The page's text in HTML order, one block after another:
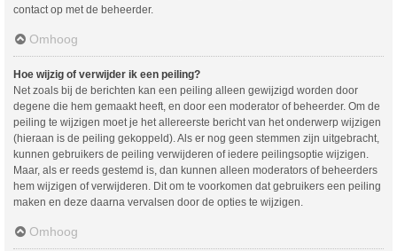
contact op met de beheerder.
Omhoog
Hoe wijzig of verwijder ik een peiling?
Net zoals bij de berichten kan een peiling alleen gewijzigd worden door
degene die hem gemaakt heeft, en door een moderator of beheerder. Om de
peiling te wijzigen moet je het allereerste bericht van het onderwerp wijzigen
(hieraan is de peiling gekoppeld). Als er nog geen stemmen zijn uitgebracht,
kunnen gebruikers de peiling verwijderen of iedere peilingsoptie wijzigen.
Maar, als er reeds gestemd is, dan kunnen alleen moderators of beheerders
hem wijzigen of verwijderen. Dit om te voorkomen dat gebruikers een peiling
maken en deze daarna vervalsen door de opties te wijzigen.
Omhoog